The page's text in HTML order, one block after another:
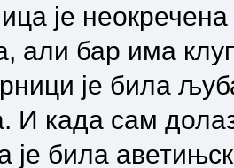
је
али бар има
је била
И када сам
је била